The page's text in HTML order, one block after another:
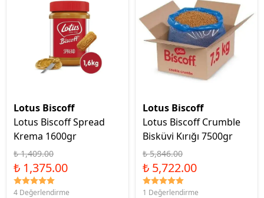
Lotus Biscoff
Lotus Biscoff Spread
Krema 1600gr
₺ 1,409.00
₺ 1,375.00
4 Değerlendirme
Lotus Biscoff
Lotus Biscoff Crumble
Bisküvi Kırığı 7500gr
₺ 5,846.00
₺ 5,722.00
1 Değerlendirme